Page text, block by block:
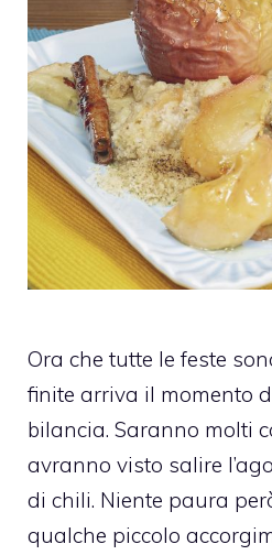
Ora che tutte le feste
finite arriva il momento
bilancia. Saranno molti
avranno visto salire
di chili. Niente paura
qualche piccolo